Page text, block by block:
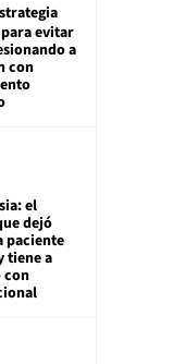
evitar
a
con
el
dejó
paciente
tiene a
con